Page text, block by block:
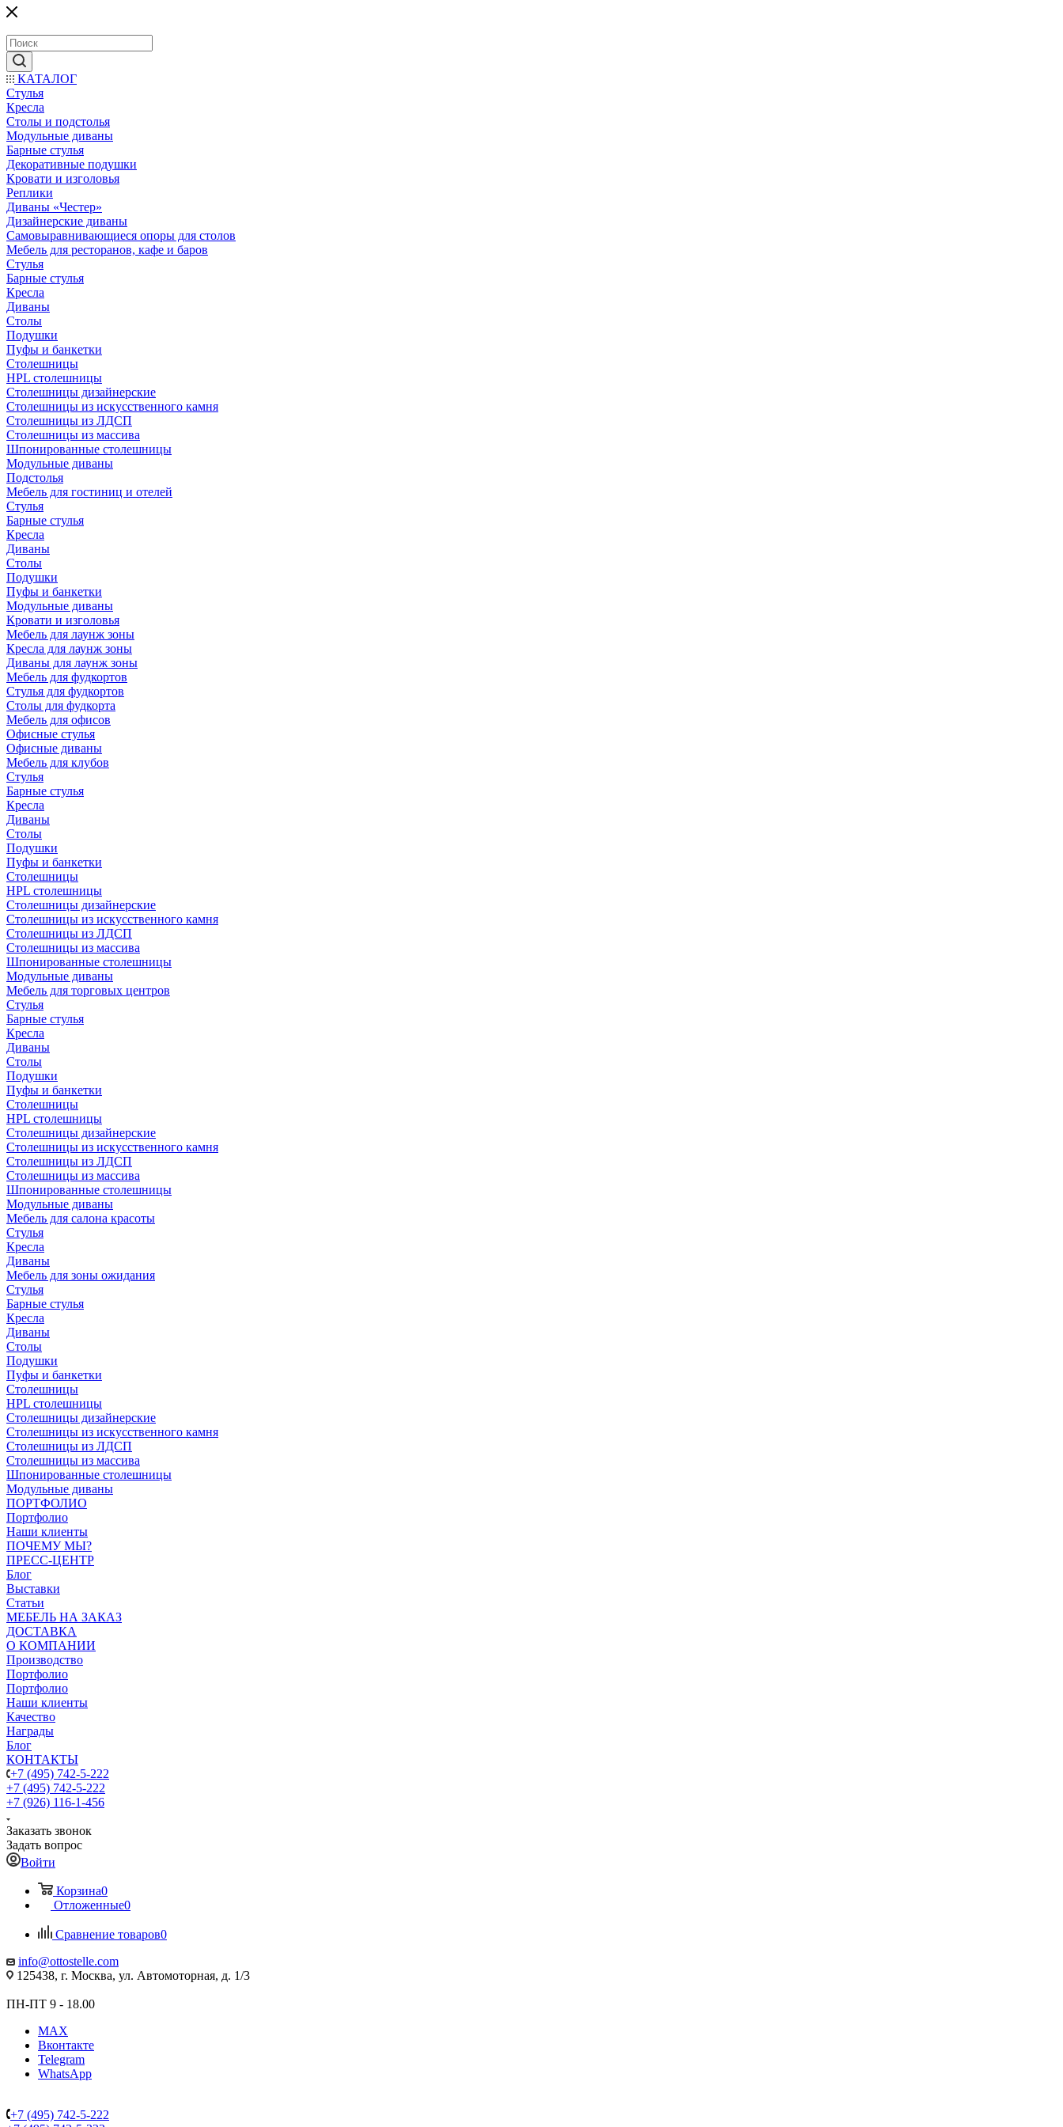
КАТАЛОГ
Стулья
Кресла
Столы и подстолья
Модульные диваны
Барные стулья
Декоративные подушки
Кровати и изголовья
Реплики
Диваны «Честер»
Дизайнерские диваны
Самовыравнивающиеся опоры для столов
Мебель для ресторанов, кафе и баров
Стулья
Барные стулья
Кресла
Диваны
Столы
Подушки
Пуфы и банкетки
Столешницы
HPL столешницы
Столешницы дизайнерские
Столешницы из искусственного камня
Столешницы из ЛДСП
Столешницы из массива
Шпонированные столешницы
Модульные диваны
Подстолья
Мебель для гостиниц и отелей
Стулья
Барные стулья
Кресла
Диваны
Столы
Подушки
Пуфы и банкетки
Модульные диваны
Кровати и изголовья
Мебель для лаунж зоны
Кресла для лаунж зоны
Диваны для лаунж зоны
Мебель для фудкортов
Стулья для фудкортов
Столы для фудкорта
Мебель для офисов
Офисные стулья
Офисные диваны
Мебель для клубов
Стулья
Барные стулья
Кресла
Диваны
Столы
Подушки
Пуфы и банкетки
Столешницы
HPL столешницы
Столешницы дизайнерские
Столешницы из искусственного камня
Столешницы из ЛДСП
Столешницы из массива
Шпонированные столешницы
Модульные диваны
Мебель для торговых центров
Стулья
Барные стулья
Кресла
Диваны
Столы
Подушки
Пуфы и банкетки
Столешницы
HPL столешницы
Столешницы дизайнерские
Столешницы из искусственного камня
Столешницы из ЛДСП
Столешницы из массива
Шпонированные столешницы
Модульные диваны
Мебель для салона красоты
Стулья
Кресла
Диваны
Мебель для зоны ожидания
Стулья
Барные стулья
Кресла
Диваны
Столы
Подушки
Пуфы и банкетки
Столешницы
HPL столешницы
Столешницы дизайнерские
Столешницы из искусственного камня
Столешницы из ЛДСП
Столешницы из массива
Шпонированные столешницы
Модульные диваны
ПОРТФОЛИО
Портфолио
Наши клиенты
ПОЧЕМУ МЫ?
ПРЕСС-ЦЕНТР
Блог
Выставки
Статьи
МЕБЕЛЬ НА ЗАКАЗ
ДОСТАВКА
О КОМПАНИИ
Производство
Портфолио
Портфолио
Наши клиенты
Качество
Награды
Блог
КОНТАКТЫ
+7 (495) 742-5-222
+7 (495) 742-5-222
+7 (926) 116-1-456
Заказать звонок
Задать вопрос
Войти
Корзина0
Отложенные0
Сравнение товаров0
info@ottostelle.com
125438, г. Москва, ул. Автомоторная, д. 1/3
ПН-ПТ 9 - 18.00
MAX
Вконтакте
Telegram
WhatsApp
+7 (495) 742-5-222